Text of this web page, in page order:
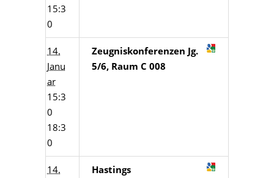
15:3
0
14.
Janu
ar
15:3
0
18:3
0
Zeugniskonferenzen Jg.
5/6, Raum C 008
14.
Hastings